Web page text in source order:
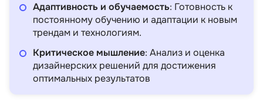
Адаптивность и обучаемость: Готовность к
постоянному обучению и адаптации к новым
трендам и технологиям.
Критическое мышление: Анализ и оценка
дизайнерских решений для достижения
оптимальных результатов